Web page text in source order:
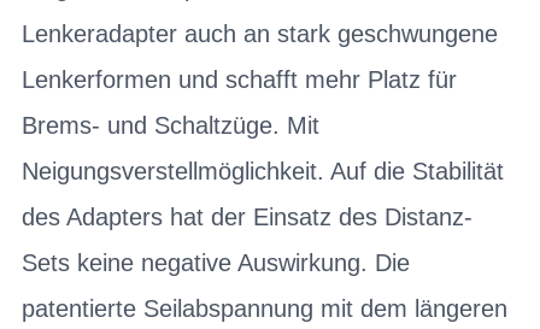
Lenkeradapter auch an stark geschwungene
Lenkerformen und schafft mehr Platz für
Brems- und Schaltzüge. Mit
Neigungsverstellmöglichkeit. Auf die Stabilität
des Adapters hat der Einsatz des Distanz-
Sets keine negative Auswirkung. Die
patentierte Seilabspannung mit dem längeren